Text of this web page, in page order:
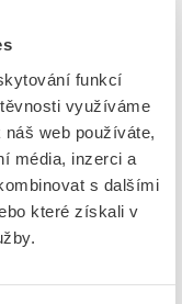
funkcí
využíváme
web používáte,
média, inzerci a
s dalšími
které získali v